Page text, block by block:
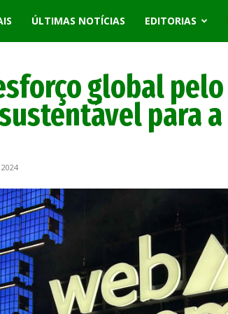
ÚLTIMAS NOTÍCIAS EDITORIAS
global pelo
para a